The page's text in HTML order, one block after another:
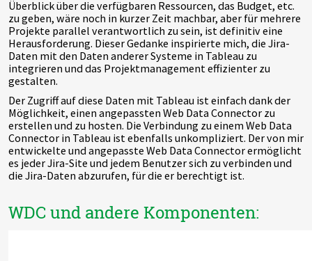
Überblick über die verfügbaren Ressourcen, das Budget, etc.
zu geben, wäre noch in kurzer Zeit machbar, aber für mehrere
Projekte parallel verantwortlich zu sein, ist definitiv eine
Herausforderung. Dieser Gedanke inspirierte mich, die Jira-
Daten mit den Daten anderer Systeme in Tableau zu
integrieren und das Projektmanagement effizienter zu
gestalten.
Der Zugriff auf diese Daten mit Tableau ist einfach dank der
Möglichkeit, einen angepassten Web Data Connector zu
erstellen und zu hosten. Die Verbindung zu einem Web Data
Connector in Tableau ist ebenfalls unkompliziert. Der von mir
entwickelte und angepasste Web Data Connector ermöglicht
es jeder Jira-Site und jedem Benutzer sich zu verbinden und
die Jira-Daten abzurufen, für die er berechtigt ist.
WDC und andere Komponenten: